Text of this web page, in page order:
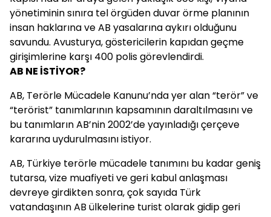
yönetiminin sınıra tel örgüden duvar örme planının
insan haklarına ve AB yasalarına aykırı olduğunu
savundu. Avusturya, göstericilerin kapıdan geçme
girişimlerine karşı 400 polis görevlendirdi.
AB NE İSTİYOR?
AB, Terörle Mücadele Kanunu’nda yer alan “terör” ve
“terörist” tanımlarının kapsamının daraltılmasını ve
bu tanımların AB’nin 2002’de yayınladığı çerçeve
kararına uydurulmasını istiyor.
AB, Türkiye terörle mücadele tanımını bu kadar geniş
tutarsa, vize muafiyeti ve geri kabul anlaşması
devreye girdikten sonra, çok sayıda Türk
vatandaşının AB ülkelerine turist olarak gidip geri